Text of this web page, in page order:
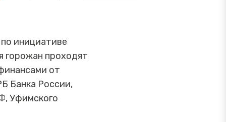
инициативе
горожан проходят
от
Банка России,
Уфимского